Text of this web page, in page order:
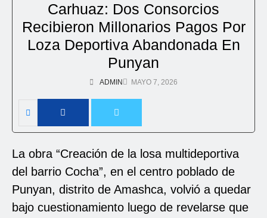
Carhuaz: Dos Consorcios
Recibieron Millonarios Pagos Por
Loza Deportiva Abandonada En
Punyan
ADMIN MAYO 7, 2026
La obra “Creación de la losa multideportiva
del barrio Cocha”, en el centro poblado de
Punyan, distrito de Amashca, volvió a quedar
bajo cuestionamiento luego de revelarse que